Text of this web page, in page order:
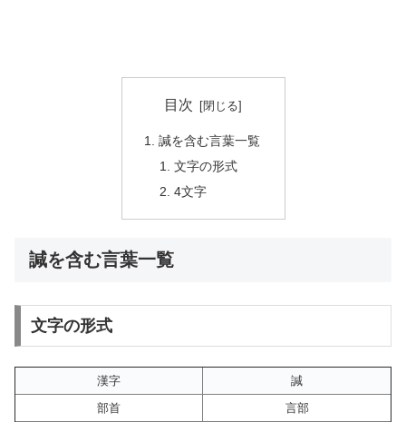
目次
諴を含む言葉一覧
文字の形式
4文字
諴を含む言葉一覧
文字の形式
漢字
諴
部首
言部